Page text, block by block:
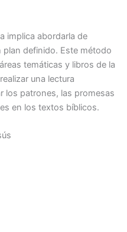
implica abordarla de
plan definido. Este método
temáticas y libros de la
una lectura
los patrones, las promesas
en los textos bíblicos.